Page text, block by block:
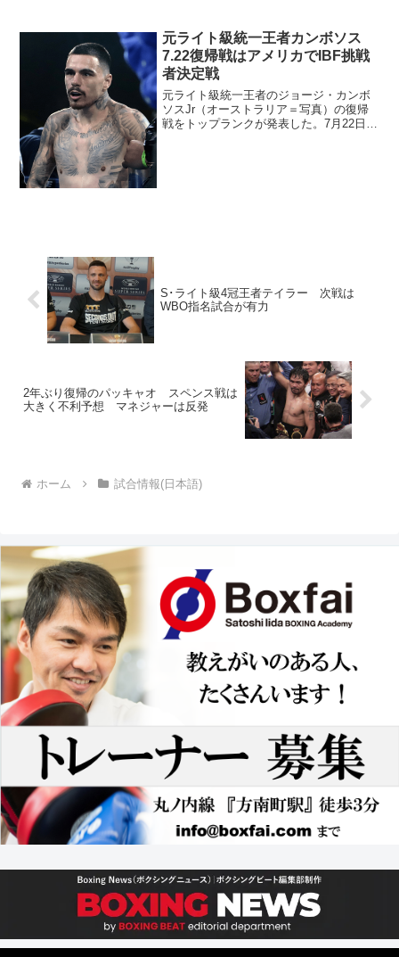
た。パッキャオは「チームと私は次の試
合に向けてアミール・...
元ライト級統一王者カンボソス
7.22復帰戦はアメリカでIBF挑戦
者決定戦
元ライト級統一王者のジョージ・カンボ
ソスJr（オーストラリア＝写真）の復帰
戦をトップランクが発表した。7月22日、
S･ライト級4冠王者テイラー 次戦は
WBO指名試合が有力
2年ぶり復帰のパッキャオ スペンス戦は
大きく不利予想 マネジャーは反発
ホーム 試合情報(日本語)